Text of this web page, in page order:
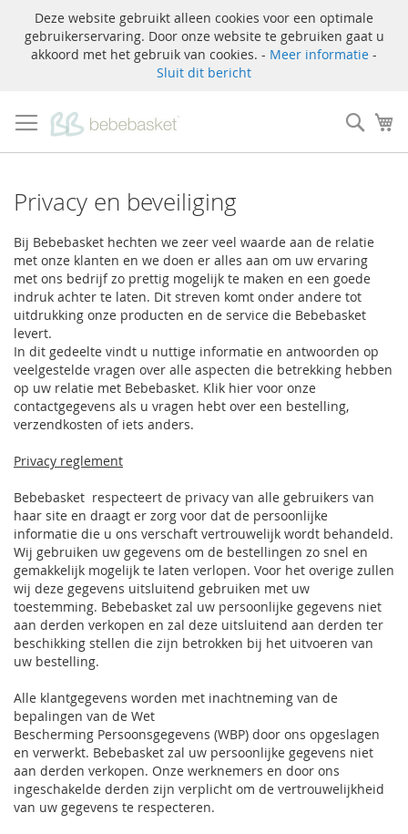
Deze website gebruikt alleen cookies voor een optimale
gebruikerservaring. Door onze website te gebruiken gaat u
akkoord met het gebruik van cookies. - Meer informatie -
Sluit dit bericht
naar
de
inhoud
Zoek
Privacy en beveiliging
Bij Bebebasket hechten we zeer veel waarde aan de relatie
met onze klanten en we doen er alles aan om uw ervaring
met ons bedrijf zo prettig mogelijk te maken en een goede
indruk achter te laten. Dit streven komt onder andere tot
uitdrukking onze producten en de service die Bebebasket
levert.
In dit gedeelte vindt u nuttige informatie en antwoorden op
veelgestelde vragen over alle aspecten die betrekking hebben
op uw relatie met Bebebasket. Klik hier voor onze
contactgegevens als u vragen hebt over een bestelling,
verzendkosten of iets anders.
Privacy reglement
Bebebasket respecteert de privacy van alle gebruikers van
haar site en draagt er zorg voor dat de persoonlijke
informatie die u ons verschaft vertrouwelijk wordt behandeld.
Wij gebruiken uw gegevens om de bestellingen zo snel en
gemakkelijk mogelijk te laten verlopen. Voor het overige zullen
wij deze gegevens uitsluitend gebruiken met uw
toestemming. Bebebasket zal uw persoonlijke gegevens niet
aan derden verkopen en zal deze uitsluitend aan derden ter
beschikking stellen die zijn betrokken bij het uitvoeren van
uw bestelling.
Alle klantgegevens worden met inachtneming van de
bepalingen van de Wet
Bescherming Persoonsgegevens (WBP) door ons opgeslagen
en verwerkt. Bebebasket zal uw persoonlijke gegevens niet
aan derden verkopen. Onze werknemers en door ons
ingeschakelde derden zijn verplicht om de vertrouwelijkheid
van uw gegevens te respecteren.